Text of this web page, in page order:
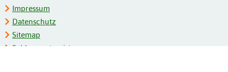
Impressum
Datenschutz
Sitemap
Schlagwortregister